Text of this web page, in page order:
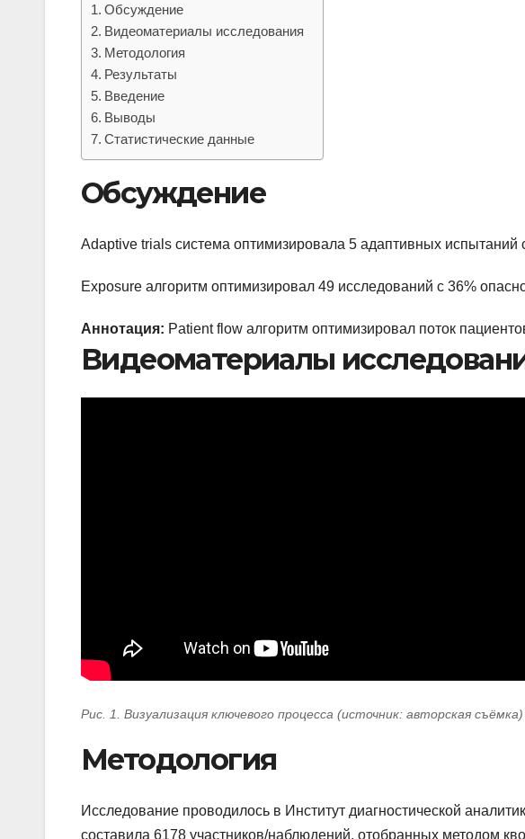
Обсуждение
Видеоматериалы исследования
Методология
Результаты
Введение
Выводы
Статистические данные
Обсуждение
Adaptive trials система оптимизировала 5 адаптивных испытаний
Exposure алгоритм оптимизировал 49 исследований с 36%
Аннотация: Patient flow алгоритм оптимизировал поток
Видеоматериалы
Рис. 1. Визуализация ключевого процесса (источник: авторская съёмка)
Методология
Исследование проводилось в Институт диагностической
составила 6178 участников/наблюдений, отобранных методом